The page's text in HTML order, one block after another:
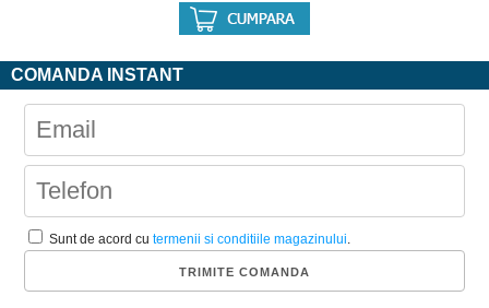
COMANDA INSTANT
Sunt de acord cutermenii si conditiile magazinului.